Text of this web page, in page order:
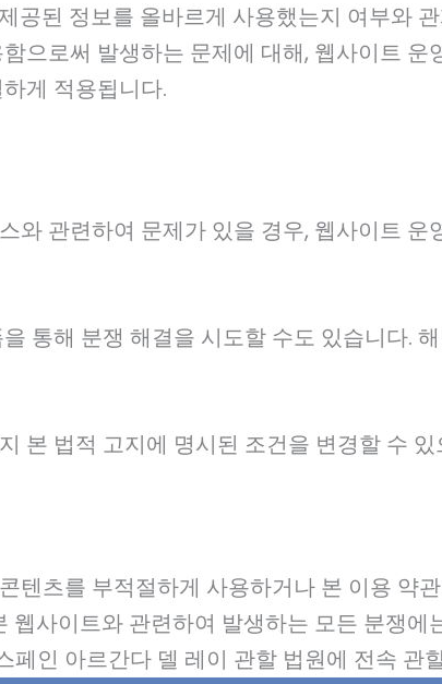
된 정보를 올바르게 사용했는지 여부와
으로써 발생하는 문제에 대해, 웹사이트
게 적용됩니다.
와 관련하여 문제가 있을 경우, 웹사이트
통해 분쟁 해결을 시도할 수도 있습니다.
본 법적 고지에 명시된 조건을 변경할 수
텐츠를 부적절하게 사용하거나 본 이용 약
웹사이트와 관련하여 발생하는 모든 분쟁
인 아르간다 델 레이 관할 법원에 전속 관